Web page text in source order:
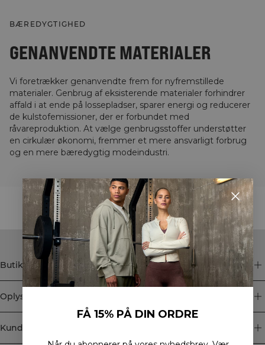
BÆREDYGTIGHED
GENANVENDTE MATERIALER
Vi foretrækker genanvendte frem for nyfremstillede
materialer. Genbrug af eksisterende materialer forhindrer
affald i at ende på lossepladser, sparer energi og reducerer
de kulstofemissioner, der er forbundet med
råvareproduktion. At vælge genbrugsstoffer understøtter
en cirkulær økonomi, fremmer et mere ansvarligt forbrug
og en mere bæredygtig modeindustri.
STYLE WITH
Butik
Oplysninger
Kundeservice
FÅ 15% PÅ DIN ORDRE